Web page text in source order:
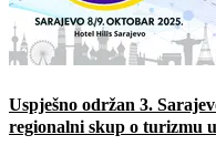
Uspješno održan 3.
regionalni skup o turizmu